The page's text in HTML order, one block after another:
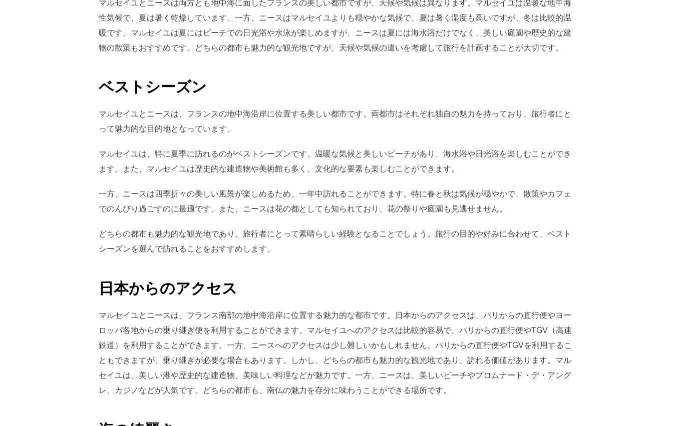
マルセイユとニースは両方とも地中海に面したフランスの美しい都市ですが、天候や気候は異なります。マルセイユは温暖な地中海
性気候で、夏は暑く乾燥しています。一方、ニースはマルセイユよりも穏やかな気候で、夏は暑く湿度も高いですが、冬は比較的温
暖です。マルセイユは夏にはビーチでの日光浴や水泳が楽しめますが、ニースは夏には海水浴だけでなく、美しい庭園や歴史的な建
物の散策もおすすめです。どちらの都市も魅力的な観光地ですが、天候や気候の違いを考慮して旅行を計画することが大切です。
ベストシーズン
マルセイユとニースは、フランスの地中海沿岸に位置する美しい都市です。両都市はそれぞれ独自の魅力を持っており、旅行者にと
って魅力的な目的地となっています。
マルセイユは、特に夏季に訪れるのがベストシーズンです。温暖な気候と美しいビーチがあり、海水浴や日光浴を楽しむことができ
ます。また、マルセイユは歴史的な建造物や美術館も多く、文化的な要素も楽しむことができます。
一方、ニースは四季折々の美しい風景が楽しめるため、一年中訪れることができます。特に春と秋は気候が穏やかで、散策やカフェ
でのんびり過ごすのに最適です。また、ニースは花の都としても知られており、花の祭りや庭園も見逃せません。
どちらの都市も魅力的な観光地であり、旅行者にとって素晴らしい経験となることでしょう。旅行の目的や好みに合わせて、ベスト
シーズンを選んで訪れることをおすすめします。
日本からのアクセス
マルセイユとニースは、フランス南部の地中海沿岸に位置する魅力的な都市です。日本からのアクセスは、パリからの直行便やヨー
ロッパ各地からの乗り継ぎ便を利用することができます。マルセイユへのアクセスは比較的容易で、パリからの直行便やTGV（高速
鉄道）を利用することができます。一方、ニースへのアクセスは少し難しいかもしれません。パリからの直行便やTGVを利用するこ
ともできますが、乗り継ぎが必要な場合もあります。しかし、どちらの都市も魅力的な観光地であり、訪れる価値があります。マル
セイユは、美しい港や歴史的な建造物、美味しい料理などが魅力です。一方、ニースは、美しいビーチやプロムナード・デ・アング
レ、カジノなどが人気です。どちらの都市も、南仏の魅力を存分に味わうことができる場所です。